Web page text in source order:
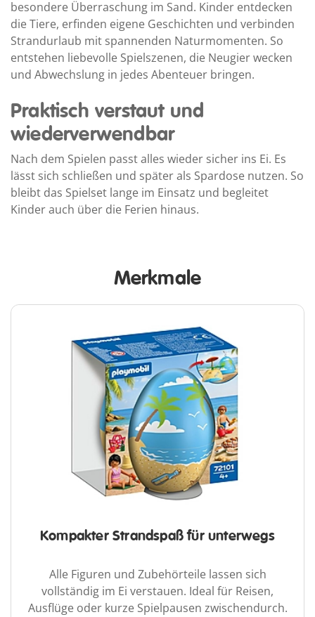
besondere Überraschung im Sand. Kinder entdecken
die Tiere, erfinden eigene Geschichten und verbinden
Strandurlaub mit spannenden Naturmomenten. So
entstehen liebevolle Spielszenen, die Neugier wecken
und Abwechslung in jedes Abenteuer bringen.
Praktisch verstaut und
wiederverwendbar
Nach dem Spielen passt alles wieder sicher ins Ei. Es
lässt sich schließen und später als Spardose nutzen. So
bleibt das Spielset lange im Einsatz und begleitet
Kinder auch über die Ferien hinaus.
Merkmale
Kompakter Strandspaß für unterwegs
Alle Figuren und Zubehörteile lassen sich
vollständig im Ei verstauen. Ideal für Reisen,
Ausflüge oder kurze Spielpausen zwischendurch.